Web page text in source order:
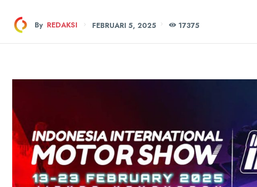
By REDAKSI FEBRUARI 5, 2025 17375